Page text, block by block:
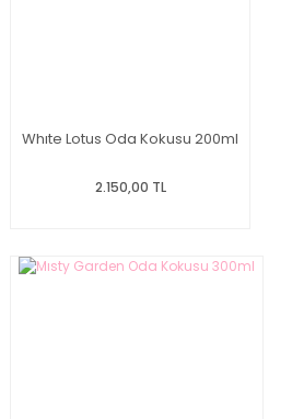
Whıte Lotus Oda Kokusu 200ml
2.150,00 TL